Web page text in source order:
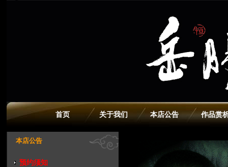
首页 关于我们 本店公告 作品赏
本店公告
预约须知